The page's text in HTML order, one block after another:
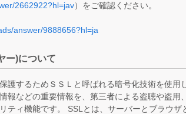
2662922?hl=jav）をご確認ください。
answer/9888656?hl=ja
ー)について
護するためＳＳＬと呼ばれる暗号化技術を使用
報などの重要情報を、第三者による盗聴や盗用
ティ機能です。 SSLとは、サーバーとブラウザ